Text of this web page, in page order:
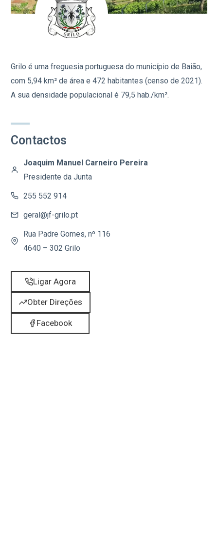
Grilo é uma freguesia portuguesa do município de Baião,
com 5,94 km² de área e 472 habitantes (censo de 2021).
A sua densidade populacional é 79,5 hab./km².
Contactos
Joaquim Manuel Carneiro Pereira
Presidente da Junta
255 552 914
geral@jf-grilo.pt
Rua Padre Gomes, nº 116
4640 – 302 Grilo
Ligar Agora
Obter Direções
Facebook